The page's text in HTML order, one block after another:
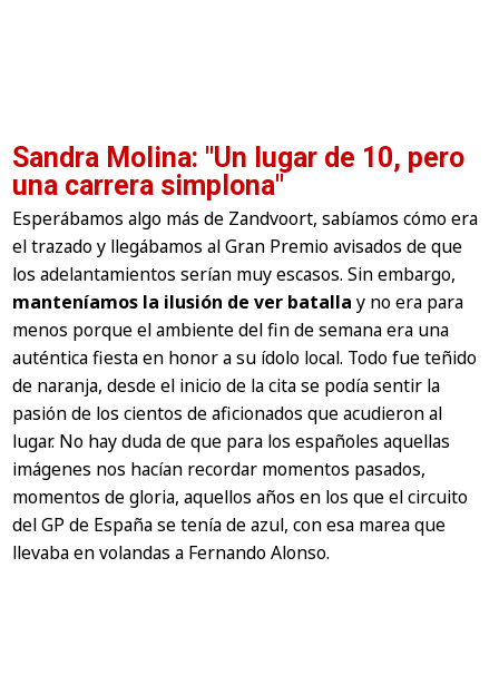
Sandra Molina: "Un lugar de 10, pero
una carrera simplona"
Esperábamos algo más de Zandvoort, sabíamos cómo era
el trazado y llegábamos al Gran Premio avisados de que
los adelantamientos serían muy escasos. Sin embargo,
manteníamos la ilusión de ver batalla y no era para
menos porque el ambiente del fin de semana era una
auténtica fiesta en honor a su ídolo local. Todo fue teñido
de naranja, desde el inicio de la cita se podía sentir la
pasión de los cientos de aficionados que acudieron al
lugar. No hay duda de que para los españoles aquellas
imágenes nos hacían recordar momentos pasados,
momentos de gloria, aquellos años en los que el circuito
del GP de España se tenía de azul, con esa marea que
llevaba en volandas a Fernando Alonso.